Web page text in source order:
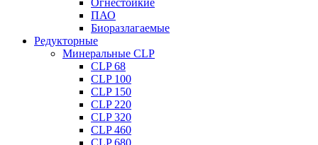
Огнестойкие
ПАО
Биоразлагаемые
Редукторные
Минеральные CLP
CLP 68
CLP 100
CLP 150
CLP 220
CLP 320
CLP 460
CLP 680